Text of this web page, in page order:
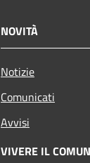
NOVITÀ
Notizie
Comunicati
Avvisi
VIVERE IL